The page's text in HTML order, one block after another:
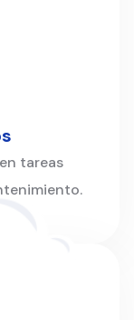
tareas